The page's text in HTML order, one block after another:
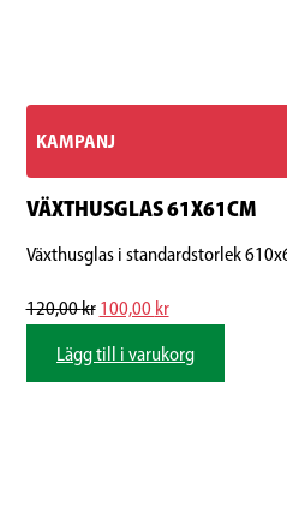
KAMPANJ
VÄXTHUSGLAS 61X61CM
Växthusglas i standardstorlek
120,00kr Det
ursprungliga
priset
var:
100,00 krDet
nuvarande
priset
är:
Lägg till i varukorg